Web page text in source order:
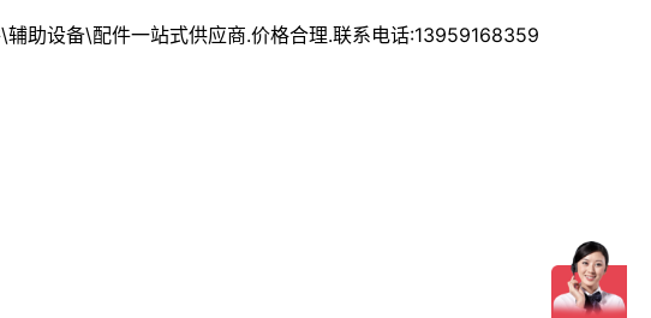
助设备\配件一站式供应商.价格合理.联系电话:13959168359